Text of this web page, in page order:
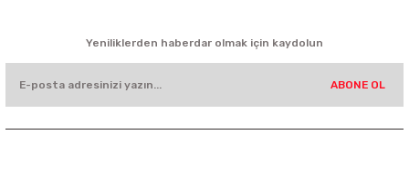
Yeniliklerden haberdar olmak için kaydolun
ABONE OL